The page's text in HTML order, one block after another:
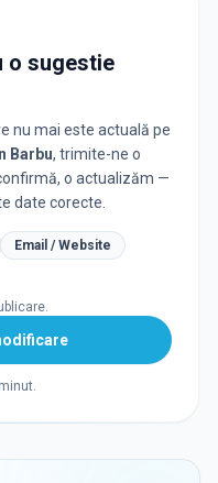
o sugestie
nu mai este actuală pe
Barbu, trimite-ne o
o actualizăm —
date corecte.
Email / Website